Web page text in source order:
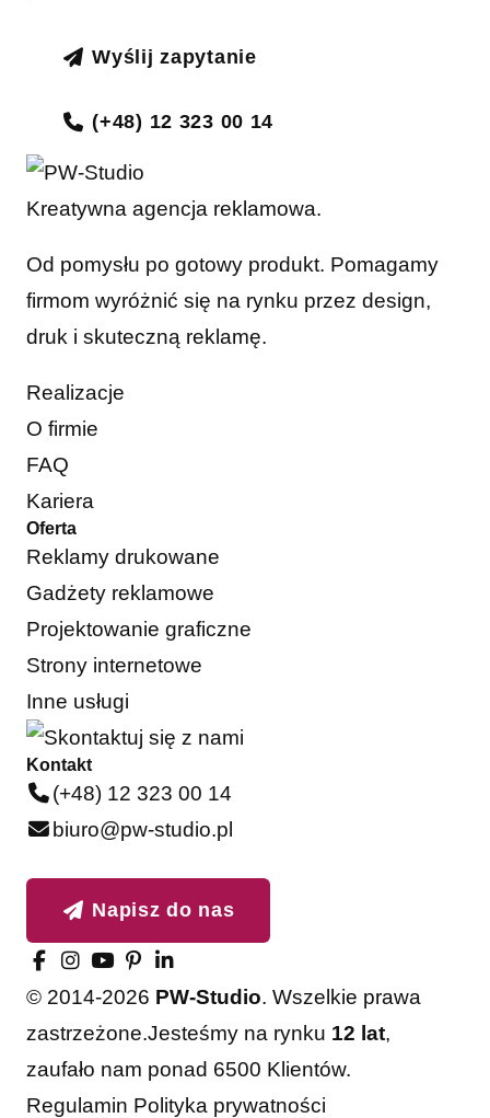
Wyślij zapytanie
(+48) 12 323 00 14
Kreatywna agencja reklamowa.
Od pomysłu po gotowy produkt. Pomagamy
firmom wyróżnić się na rynku przez design,
druk i skuteczną reklamę.
Realizacje
O firmie
FAQ
Kariera
Oferta
Reklamy drukowane
Gadżety reklamowe
Projektowanie graficzne
Strony internetowe
Inne usługi
Kontakt
(+48) 12 323 00 14
biuro@pw-studio.pl
Napisz do nas
© 2014-2026 PW-Studio. Wszelkie prawa
zastrzeżone.Jesteśmy na rynku 12 lat,
zaufało nam ponad 6500 Klientów.
Regulamin Polityka prywatności
Akceptuję Odrzucam